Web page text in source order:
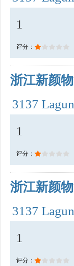
1
评分：
浙江新颜
3137
1
评分：
浙江新颜
3137
1
评分：